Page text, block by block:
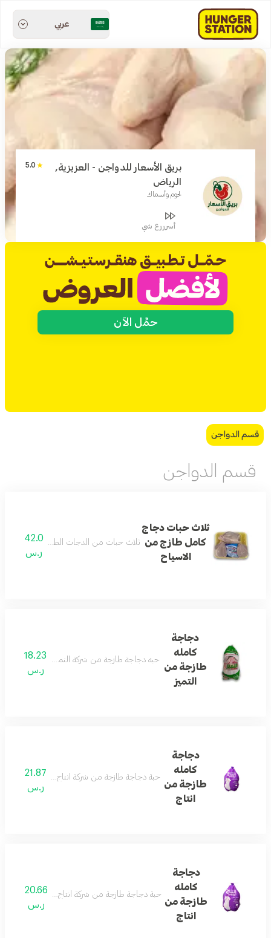
عربي
بريق الأسعار للدواجن - العزيزية,
الرياض
لحوم وأسماك
5.0
أسرررع شي
حمِّل الآن
قسم الدواجن
قسم الدواجن
ثلاث حبات دجاج
كامل طازج من
الاسياح
ثلاث حبات من الدجات الطازج تصلح للكبسة الوزن
42.0
ر.س
دجاجة
كامله
طازجة من
التميز
حبه دجاجة طازجة من شركة التميز تصلح لجميع أنواع
18.23
ر.س
دجاجة
كامله
طازجة من
انتاج
حبة دجاجة طازجة من شركة انتاج تصلح لجميع أنواع الطبخ
21.87
ر.س
دجاجة
كامله
طازجة من
انتاج
حبة دجاجة طازجة من شركة انتاج تصلح لجميع أنواع الطبخ
20.66
ر.س